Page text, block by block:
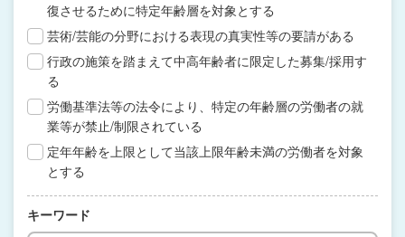
復させるために特定年齢層を対象とする
芸術/芸能の分野における表現の真実性等の要請がある
行政の施策を踏まえて中高年齢者に限定した募集/採用す
る
労働基準法等の法令により、特定の年齢層の労働者の就
業等が禁止/制限されている
定年年齢を上限として当該上限年齢未満の労働者を対象
とする
キーワード